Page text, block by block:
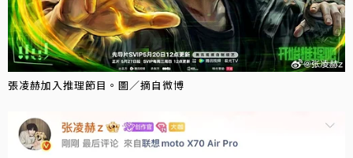
張凌赫加入推理節目。圖／摘自微博